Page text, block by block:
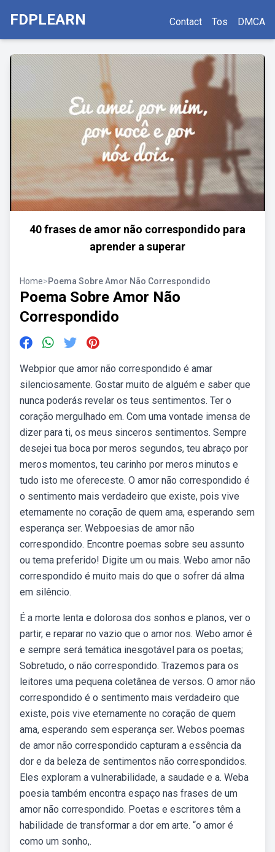
FDPLEARN Contact Tos DMCA
40 frases de amor não correspondido para
aprender a superar
Home>Poema Sobre Amor Não Correspondido
Poema Sobre Amor Não
Correspondido
Webpior que amor não correspondido é amar
silenciosamente. Gostar muito de alguém e saber que
nunca poderás revelar os teus sentimentos. Ter o
coração mergulhado em. Com uma vontade imensa de
dizer para ti, os meus sinceros sentimentos. Sempre
desejei tua boca por meros segundos, teu abraço por
meros momentos, teu carinho por meros minutos e
tudo isto me ofereceste. O amor não correspondido é
o sentimento mais verdadeiro que existe, pois vive
eternamente no coração de quem ama, esperando sem
esperança ser. Webpoesias de amor não
correspondido. Encontre poemas sobre seu assunto
ou tema preferido! Digite um ou mais. Webo amor não
correspondido é muito mais do que o sofrer dá alma
em silêncio.
É a morte lenta e dolorosa dos sonhos e planos, ver o
partir, e reparar no vazio que o amor nos. Webo amor é
e sempre será temática inesgotável para os poetas;
Sobretudo, o não correspondido. Trazemos para os
leitores uma pequena coletânea de versos. O amor não
correspondido é o sentimento mais verdadeiro que
existe, pois vive eternamente no coração de quem
ama, esperando sem esperança ser. Webos poemas
de amor não correspondido capturam a essência da
dor e da beleza de sentimentos não correspondidos.
Eles exploram a vulnerabilidade, a saudade e a. Weba
poesia também encontra espaço nas frases de um
amor não correspondido. Poetas e escritores têm a
habilidade de transformar a dor em arte. “o amor é
como um sonho,.